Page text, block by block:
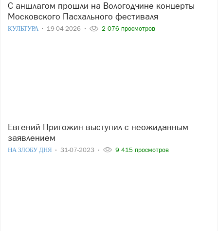
С аншлагом прошли на Вологодчине концерты
Московского Пасхального фестиваля
КУЛЬТУРА 19-04-2026 2 076 просмотров
Евгений Пригожин выступил с неожиданным
заявлением
НА ЗЛОБУ ДНЯ 31-07-2023 9 415 просмотров